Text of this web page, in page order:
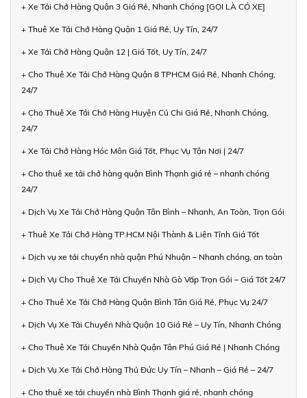
+ Xe Tải Chở Hàng Quận 3 Giá Rẻ, Nhanh Chóng [GỌI LÀ CÓ XE]
+ Thuê Xe Tải Chở Hàng Quận 1 Giá Rẻ, Uy Tín, 24/7
+ Xe Tải Chở Hàng Quận 12 | Giá Tốt, Uy Tín, 24/7
+ Cho Thuê Xe Tải Chở Hàng Quận 8 TPHCM Giá Rẻ, Nhanh Chóng,
24/7
+ Cho Thuê Xe Tải Chở Hàng Huyện Củ Chi Giá Rẻ, Nhanh Chóng,
24/7
+ Xe Tải Chở Hàng Hóc Môn Giá Tốt, Phục Vụ Tận Nơi | 24/7
+ Cho thuê xe tải chở hàng quận Bình Thạnh giá rẻ – nhanh chóng
24/7
+ Dịch Vụ Xe Tải Chở Hàng Quận Tân Bình – Nhanh, An Toàn, Trọn Gói
+ Thuê Xe Tải Chở Hàng TP.HCM Nội Thành & Liên Tỉnh Giá Tốt
+ Dịch vụ xe tải chuyển nhà quận Phú Nhuận – Nhanh chóng, an toàn
+ Dịch Vụ Cho Thuê Xe Tải Chuyển Nhà Gò Vấp Trọn Gói – Giá Tốt 24/7
+ Cho Thuê Xe Tải Chở Hàng Quận Bình Tân Giá Rẻ, Phục Vụ 24/7
+ Dịch Vụ Xe Tải Chuyển Nhà Quận 10 Giá Rẻ – Uy Tín, Nhanh Chóng
+ Cho Thuê Xe Tải Chuyển Nhà Quận Tân Phú Giá Rẻ | Nhanh Chóng
+ Dịch Vụ Xe Tải Chở Hàng Thủ Đức Uy Tín – Nhanh – Giá Rẻ – 24/7
+ Cho thuê xe tải chuyển nhà Bình Thạnh giá rẻ, nhanh chóng